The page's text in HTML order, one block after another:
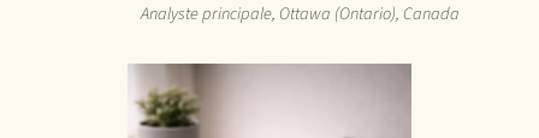
Analyste principale, Ottawa (Ontario), Canada